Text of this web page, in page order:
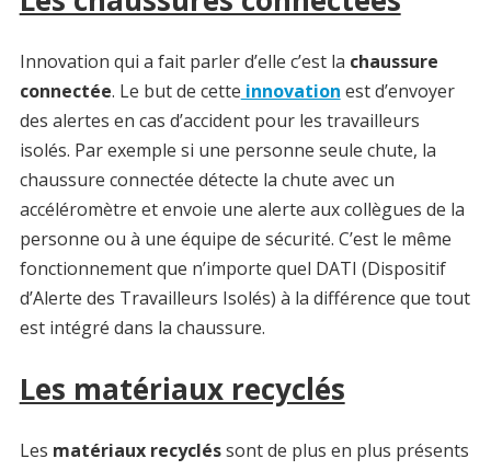
Innovation qui a fait parler d’elle c’est la chaussure
connectée. Le but de cette innovation est d’envoyer
des alertes en cas d’accident pour les travailleurs
isolés. Par exemple si une personne seule chute, la
chaussure connectée détecte la chute avec un
accéléromètre et envoie une alerte aux collègues de la
personne ou à une équipe de sécurité. C’est le même
fonctionnement que n’importe quel DATI (Dispositif
d’Alerte des Travailleurs Isolés) à la différence que tout
est intégré dans la chaussure.
Les matériaux recyclés
Les matériaux recycléssont de plus en plus présents